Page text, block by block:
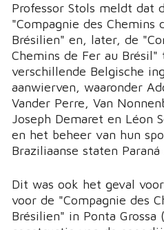
Professor Stols meldt dat
"Compagnie des Chemins
Brésilien" en, later, de
Chemins de Fer au Brésil"
verschillende Belgische
aanwierven, waaronder
Vander Perre, Van
Joseph Demaret en Léon
en het beheer van hun
Braziliaanse staten
Dit was ook het geval
voor de "Compagnie des
Brésilien" in Ponta